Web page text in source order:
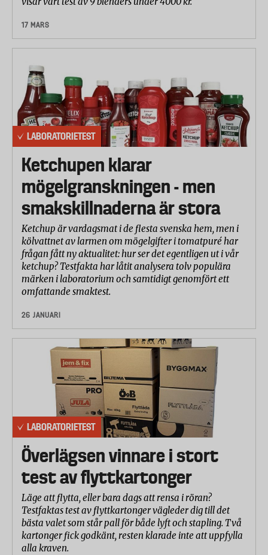
17 MARS
LABORATORIETEST
Ketchupen klarar
mögelgranskningen - men
smakskillnaderna är stora
Ketchup är vardagsmat i de flesta svenska hem, men i
kölvattnet av larmen om mögelgifter i tomatpuré har
frågan fått ny aktualitet: hur ser det egentligen ut i vår
ketchup? Testfakta har låtit analysera tolv populära
märken i laboratorium och samtidigt genomfört ett
omfattande smaktest.
26 JANUARI
LABORATORIETEST
Överlägsen vinnare i stort
test av flyttkartonger
Läge att flytta, eller bara dags att rensa i röran?
Testfaktas test av flyttkartonger vägleder dig till det
bästa valet som står pall för både lyft och stapling. Två
kartonger fick godkänt, resten klarade inte att uppfylla
alla kraven.